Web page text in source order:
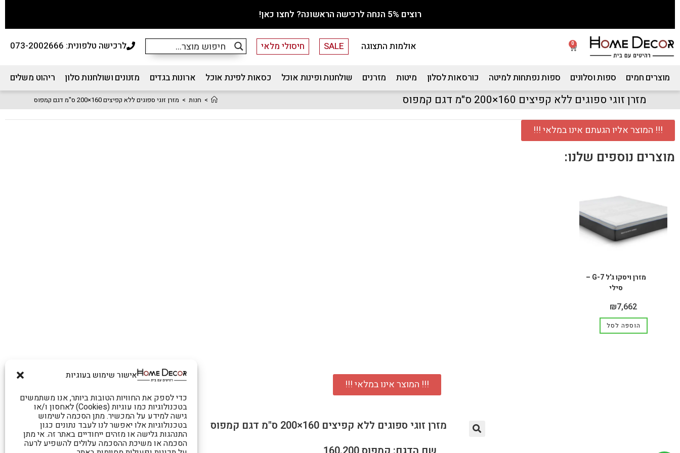
אישור שימוש בעוגיות
כדי לספק את החוויות הטובות ביותר, אנו משתמשים
בטכנולוגיות כמו עוגיות (Cookies) לאחסון ו/או
גישה למידע על המכשיר. מתן הסכמה לשימוש
בטכנולוגיות אלו יאפשר לנו לעבד נתונים כגון
התנהגות גלישה או מזהים ייחודיים באתר זה. אי מתן
הסכמה או משיכת ההסכמה עלולים להשפיע לרעה
רוצים 5% הנחה לרכישה הראשונה? לחצו כאן!
0 אולמות התצוגה SALE חיסולי מלאי לרכישה טלפונית: 073-2002666
מוצרים חמים ספות וסלונים ספות נפתחות למיטה כורסאות לסלון מיטות מזרנים שולחנות ופינות אוכל כסאות לפינת אוכל ארונות בגדים מזנונים ושולחנות סלון ריהוט משלים
מזרן זוגי ספוגים ללא קפיצים 160×200 ס"מ דגם קמפוס > חנות > מזרן זוגי ספוגים ללא קפיצים 160×200 ס"מ דגם קמפוס
!!! המוצר אליו הגעתם אינו במלאי !!!
מוצרים נוספים שלנו:
מזרן ויסקו ג'ל G-7 –
סילי
₪7,662
הוספה לסל
!!! המוצר אינו במלאי !!!
מזרן זוגי ספוגים ללא קפיצים 160×200 ס"מ דגם קמפוס